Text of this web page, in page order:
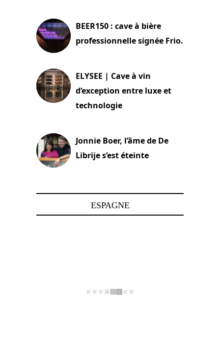
BEER150 : cave à bière
professionnelle signée Frio.
ELYSEE | Cave à vin
d’exception entre luxe et
technologie
Jonnie Boer, l’âme de De
Librije s’est éteinte
ESPAGNE